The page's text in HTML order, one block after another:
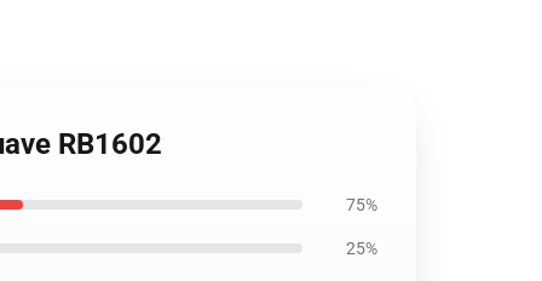
RB1602
75%
25%